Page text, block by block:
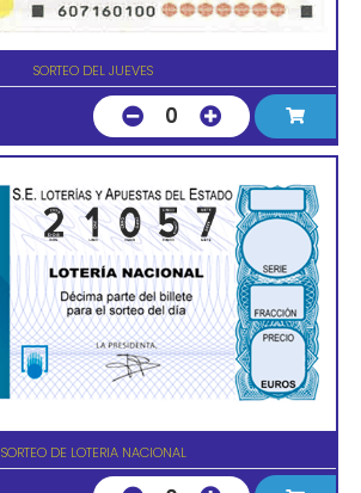
SORTEO DEL JUEVES
0
SORTEO DE LOTERIA NACIONAL